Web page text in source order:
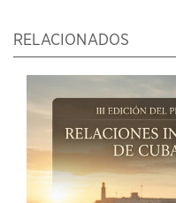
RELACIONADOS